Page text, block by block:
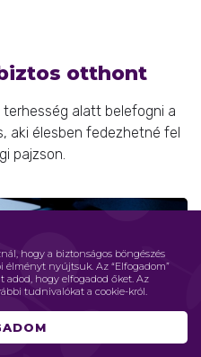
hogy a biztonságos böngészés
élményt nyújtsuk. Az “Elfogadom”
adod, hogy elfogadod őket. Az
tudnivalókat a cookie-król.
otthont
terhesség alatt belefogni a
aki élesben fedezhetné fel
pajzson.